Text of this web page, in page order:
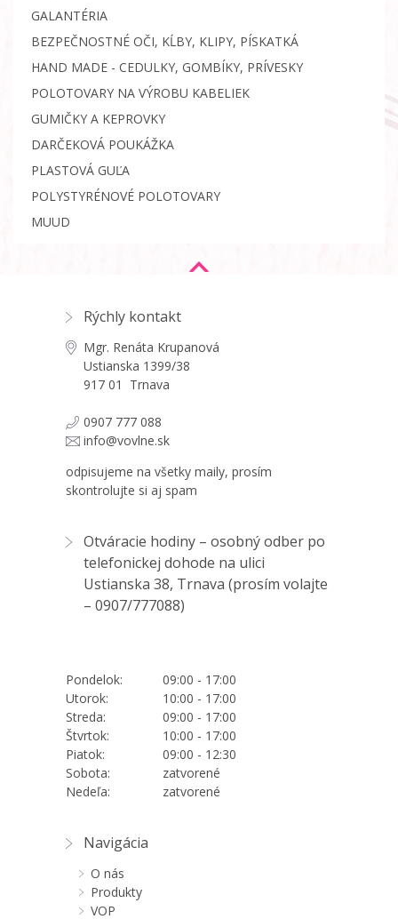
GALANTÉRIA
BEZPEČNOSTNÉ OČI, KĹBY, KLIPY, PÍSKATKÁ
HAND MADE - CEDULKY, GOMBÍKY, PRÍVESKY
POLOTOVARY NA VÝROBU KABELIEK
GUMIČKY A KEPROVKY
DARČEKOVÁ POUKÁŽKA
PLASTOVÁ GUĽA
POLYSTYRÉNOVÉ POLOTOVARY
MUUD
Rýchly kontakt
Mgr. Renáta Krupanová
Ustianska 1399/38
917 01 Trnava
0907 777 088
info@vovlne.sk
odpisujeme na všetky maily, prosím
skontrolujte si aj spam
Otváracie hodiny – osobný odber po
telefonickej dohode na ulici
Ustianska 38, Trnava (prosím volajte
– 0907/777088)
Pondelok:
09:00 - 17:00
Utorok:
10:00 - 17:00
Streda:
09:00 - 17:00
Štvrtok:
10:00 - 17:00
Piatok:
09:00 - 12:30
Sobota:
zatvorené
Nedeľa:
zatvorené
Navigácia
O nás
Produkty
VOP